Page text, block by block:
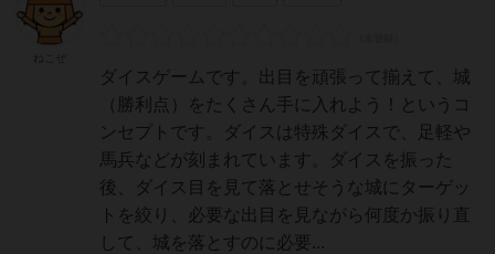
ダイスゲームです。出目を頑張って揃えて、城
（勝利点）をたくさん手に入れよう！というコ
ンセプトです。ダイスは特殊ダイスで、足軽や
馬兵などが刻まれています。ダイスを振った
後、ダイス目を見て落とせそうな城にターゲッ
トを絞り、必要な出目を見ながら何度か振り直
して、城を落とすのに必要...